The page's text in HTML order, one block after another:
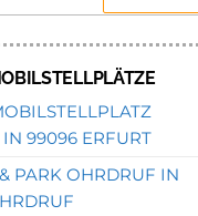
IN 99096 ERFURT
PARK OHRDRUF IN